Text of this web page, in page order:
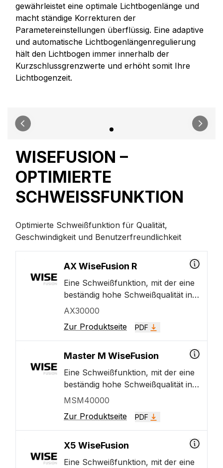
gewährleistet eine optimale Lichtbogenlänge und
macht ständige Korrekturen der
Parametereinstellungen überflüssig. Eine adaptive
und automatische Lichtbogenlängenregulierung
hält den Lichtbogen immer innerhalb der
Kurzschlussgrenzwerte und erhöht somit Ihre
Lichtbogenzeit.
WISEFUSION –
OPTIMIERTE
SCHWEISSFUNKTION
Optimierte Schweißfunktion für Qualität,
Geschwindigkeit und Benutzerfreundlichkeit
AX WiseFusion R
Eine Schweißfunktion, mit der eine
beständig hohe Schweißqualität in
allen Positionen durch
Lichtbogenlänge gewährleistet wird.
Schafft und wahrt ein optimales
Kurzschlussverhalten beim
Sprühlichtbogenschweißen.
AX30000
Zur Produktseite
PDF
Master M WiseFusion
Eine Schweißfunktion, mit der eine
beständig hohe Schweißqualität in
allen Positionen durch
Lichtbogenlänge gewährleistet wird.
Schafft und wahrt ein optimales
Kurzschlussverhalten beim
MSM40000
Zur Produktseite
PDF
X5 WiseFusion
Eine Schweißfunktion, mit der eine